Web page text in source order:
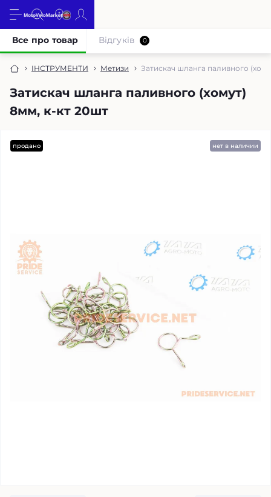
ІНСТРУМЕНТИ Метизи Затискач шланга паливного
Затискач шланга паливного (хомут)
8мм, к-кт 20шт
Все про товар Відгуків 0
продано нет в наличии